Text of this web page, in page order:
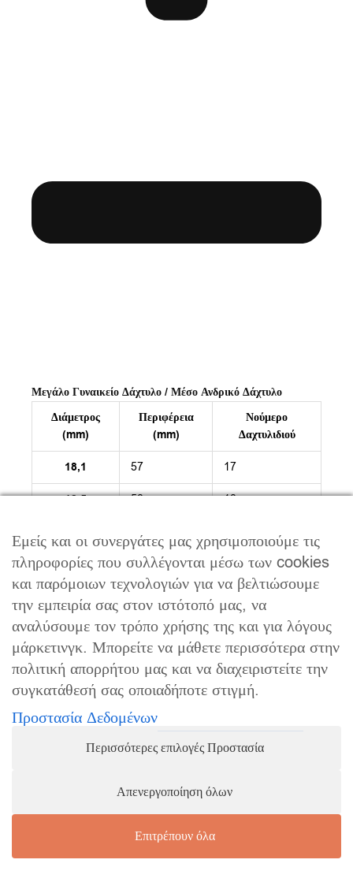
Μεγάλο Γυναικείο Δάχτυλο / Μέσο Ανδρικό Δάχτυλο
Διάμετρος
(mm)
Περιφέρεια
(mm)
Νούμερο
Δαχτυλιδιού
18,1 57 17
18,5 58 18
59
19,2 60 20
19,5
19,8 62 22
20
Εμείς και οι συνεργάτες μας χρησιμοποιούμε τις
πληροφορίες που συλλέγονται μέσω των cookies
και παρόμοιων τεχνολογιών για να βελτιώσουμε
την εμπειρία σας στον ιστότοπό μας, να
αναλύσουμε τον τρόπο χρήσης της και για λόγους
μάρκετινγκ. Μπορείτε να μάθετε περισσότερα στην
πολιτική απορρήτου μας και να διαχειριστείτε την
συγκατάθεσή σας οποιαδήποτε στιγμή.
Προστασία Δεδομένων
Περισσότερες επιλογές Προστασία
Απενεργοποίηση όλων
Επιτρέπουν όλα